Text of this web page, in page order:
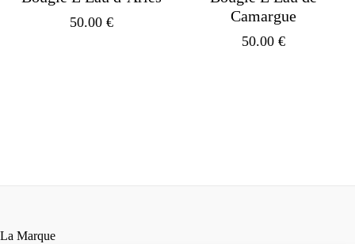
50.00€
Camargue
50.00 €
La Marque